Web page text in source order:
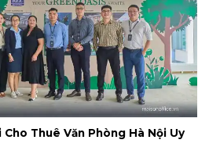
Thuê Văn Phòng Hà Nội Uy